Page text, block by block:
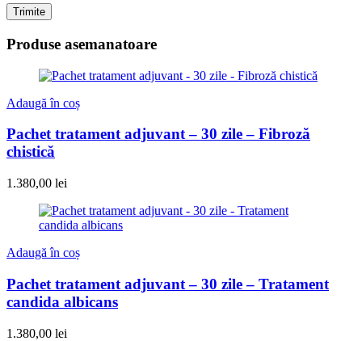
Produse asemanatoare
Adaugă în coș
Pachet tratament adjuvant – 30 zile – Fibroză
chistică
1.380,00 lei
Adaugă în coș
Pachet tratament adjuvant – 30 zile – Tratament
candida albicans
1.380,00 lei